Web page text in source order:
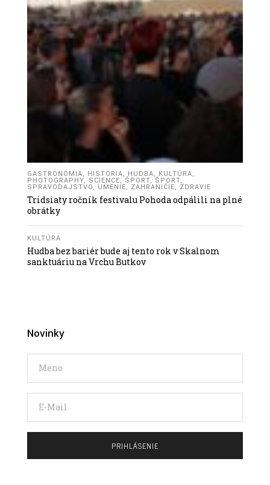
GASTRONÓMIA, HISTÓRIA, HUDBA, KULTÚRA,
PHOTOGRAPHY, SCIENCE, ŠPORT, ŠPORT,
SPRAVODAJSTVO, UMENIE, ZAHRANIČIE, ZDRAVIE
Tridsiaty ročník festivalu Pohoda odpálili na plné
obrátky
KULTÚRA
Hudba bez bariér bude aj tento rok v Skalnom
sanktuáriu na Vrchu Butkov
Novinky